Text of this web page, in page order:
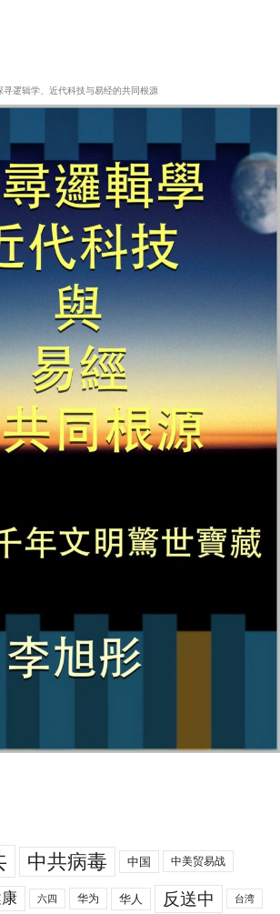
寻逻辑学、近代科技与易经的共同根源
中共病毒 中国 中美贸易战
六四 华为 华人 反送中 台湾